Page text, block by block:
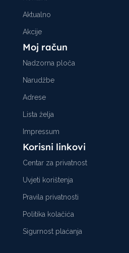
Aktualno
Akcije
Moj račun
Nadzorna ploča
Narudžbe
Adrese
Lista želja
Impressum
Korisni linkovi
Centar za privatnost
Uvjeti korištenja
Pravila privatnosti
Politika kolačića
Sigurnost plaćanja